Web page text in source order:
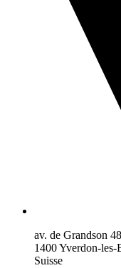
av. de Grandson 48
1400 Yverdon-les-
Suisse